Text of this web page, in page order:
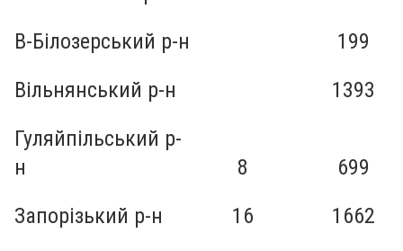
В-Білозерський р-н
199
Вільнянський р-н
1393
Гуляйпільський р-
н
8
699
Запорізький р-н
16
1662